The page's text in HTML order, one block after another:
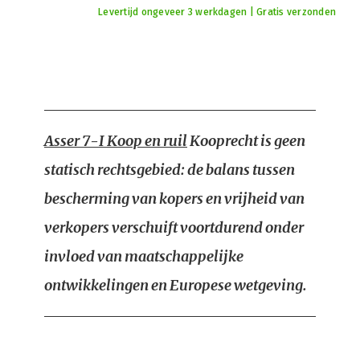
Levertijd ongeveer 3 werkdagen | Gratis verzonden
Asser 7-I Koop en ruilKooprecht is geen
statisch rechtsgebied: de balans tussen
bescherming van kopers en vrijheid van
verkopers verschuift voortdurend onder
invloed van maatschappelijke
ontwikkelingen en Europese wetgeving.